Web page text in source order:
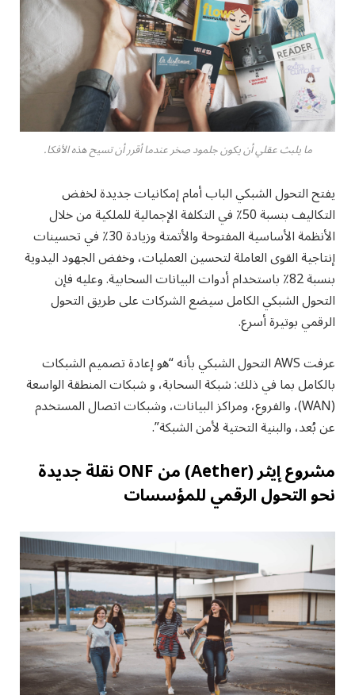
ما يلبث عقلي أن يكون جلمود صخر عندما أقرر أن تسيح هذه الأفكا.
يفتح التحول الشبكي الباب أمام إمكانيات جديدة لخفض
التكاليف بنسبة 50٪ في التكلفة الإجمالية للملكية من خلال
الأنظمة الأساسية المفتوحة والأتمتة وزيادة 30٪ في تحسينات
إنتاجية القوى العاملة لتحسين العمليات، وخفض الجهود اليدوية
بنسبة 82٪ باستخدام أدوات البيانات السحابية. وعليه فإن
التحول الشبكي الكامل سيضع الشركات على طريق التحول
الرقمي بوتيرة أسرع.
عرفت AWS التحول الشبكي بأنه “هو إعادة تصميم الشبكات
بالكامل بما في ذلك: شبكة السحابة، و شبكات المنطقة الواسعة
(WAN)، والفروع، ومراكز البيانات، وشبكات اتصال المستخدم
عن بُعد، والبنية التحتية لأمن الشبكة”.
مشروع إيثر (Aether) من ONF نقلة جديدة
نحو التحول الرقمي للمؤسسات